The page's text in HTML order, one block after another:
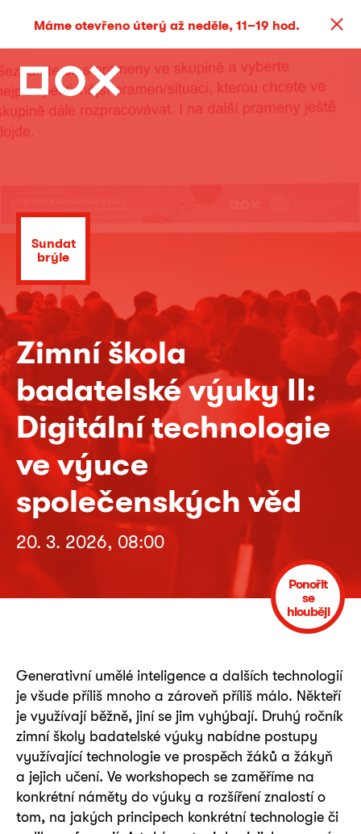
Máme otevřeno úterý až neděle, 11–19 hod.
Sundat
brýle
Zimní škola
badatelské výuky II:
Digitální technologie
ve výuce
společenských věd
20. 3. 2026, 08:00
Ponořit
se
hlouběji
Generativní umělé inteligence a dalších technologií
je všude příliš mnoho a zároveň příliš málo. Někteří
je využívají běžně, jiní se jim vyhýbají. Druhý ročník
zimní školy badatelské výuky nabídne postupy
využívající technologie ve prospěch žáků a žákyň
a jejich učení. Ve workshopech se zaměříme na
konkrétní náměty do výuky a rozšíření znalostí o
tom, na jakých principech konkrétní technologie či